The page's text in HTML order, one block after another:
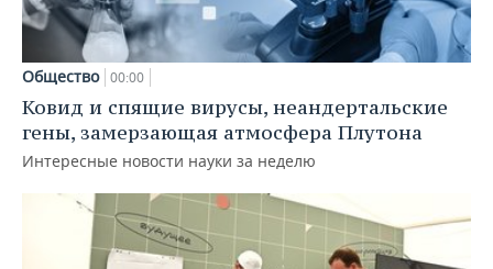
Общество 00:00
Ковид и спящие вирусы, неандертальские
гены, замерзающая атмосфера Плутона
Интересные новости науки за неделю